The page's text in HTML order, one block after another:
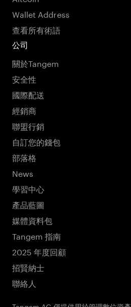
Wallet Address
查看所有術語
公司
關於Tangem
安全性
國際配送
經銷商
聯盟行銷
自訂您的錢包
部落格
News
學習中心
產品藍圖
媒體資料包
Tangem 指南
2025 年度回顧
招賢納士
聯絡人